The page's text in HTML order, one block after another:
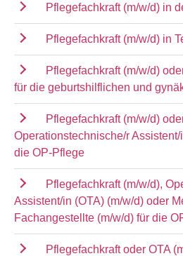
Pflegefachkraft (m/w/d) in
Pflegefachkraft (m/w/d) in
Pflegefachkraft (m/w/d)
für die geburtshilflichen und
Pflegefachkraft (m/w/d)
Operationstechnische/r
die OP-Pflege
Pflegefachkraft (m/w/d),
Assistent/in (OTA) (m/w/d) oder
Fachangestellte (m/w/d) für die
Pflegefachkraft oder OTA